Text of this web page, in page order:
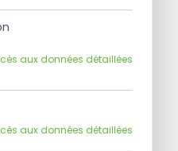
aux données détaillées
aux données détaillées